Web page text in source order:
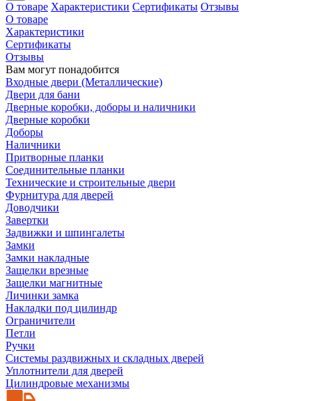
О товаре Характеристики Сертификаты Отзывы
О товаре
Характеристики
Сертификаты
Отзывы
Вам могут понадобится
Входные двери (Металлические)
Двери для бани
Дверные коробки, доборы и наличники
Дверные коробки
Доборы
Наличники
Притворные планки
Соединительные планки
Технические и строительные двери
Фурнитура для дверей
Доводчики
Завертки
Задвижки и шпингалеты
Замки
Замки накладные
Защелки врезные
Защелки магнитные
Личинки замка
Накладки под цилиндр
Ограничители
Петли
Ручки
Системы раздвижных и складных дверей
Уплотнители для дверей
Цилиндровые механизмы